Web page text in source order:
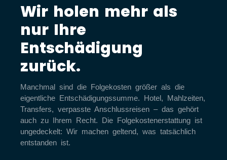
Wir holen mehr als
nur Ihre
Entschädigung
zurück.
Manchmal sind die Folgekosten größer als die
eigentliche Entschädigungssumme. Hotel, Mahlzeiten,
Transfers, verpasste Anschlussreisen – das gehört
auch zu Ihrem Recht. Die Folgekostenerstattung ist
ungedeckelt: Wir machen geltend, was tatsächlich
entstanden ist.